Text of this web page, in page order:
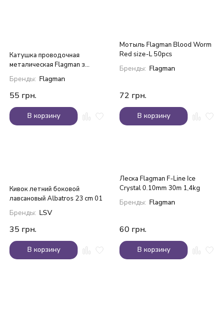
Катушка проводочная
металическая Flagman з
курком
Бренды: Flagman
55 грн.
В корзину
Мотыль Flagman Blood Worm
Red size-L 50pcs
Бренды: Flagman
72 грн.
В корзину
Кивок летний боковой
лавсановый Albatros 23 cm 01
Бренды: LSV
35 грн.
В корзину
Леска Flagman F-Line Ice
Crystal 0.10mm 30m 1,4kg
Бренды: Flagman
60 грн.
В корзину